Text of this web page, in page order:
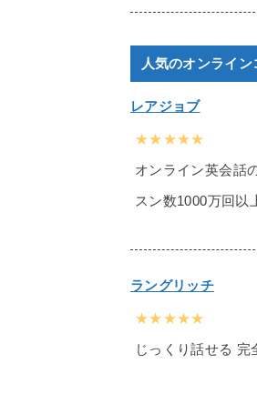
人気のオンライン
レアジョブ
★★★★★
オンライン英会話
スン数1000万回以
ラングリッチ
★★★★★
じっくり話せる 完